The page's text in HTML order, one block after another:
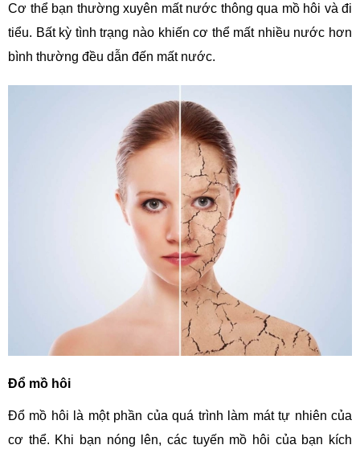
Cơ thể bạn thường xuyên mất nước thông qua mồ hôi và đi
tiểu. Bất kỳ tình trạng nào khiến cơ thể mất nhiều nước hơn
bình thường đều dẫn đến mất nước.
Đổ mồ hôi
Đổ mồ hôi là một phần của quá trình làm mát tự nhiên của
cơ thể. Khi bạn nóng lên, các tuyến mồ hôi của bạn kích